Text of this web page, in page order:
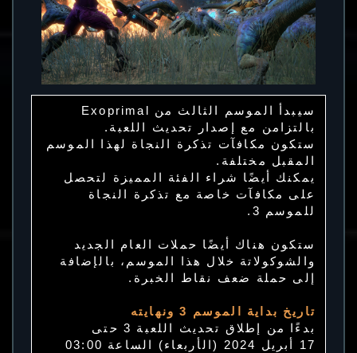
سيبدأ الموسم الثالث من Exoprimal
بالتزامن مع إصدار تحديث اللعبة.
ستكون مكافآت تذكرة النجاة لهذا الموسم
المقبل مختلفة.
يمكنك أيضًا شراء الفئة المميزة لتحصل
على مكافآت خاصة مع تذكرة النجاة
للموسم 3.
ستكون هناك أيضًا حملات العام الجديد
والشوكولاتة خلال هذا الموسم، بالإضافة
إلى حملة ضعف نقاط الخبرة.
تاريخ بداية الموسم 3 ونهايته
بدءًا من إطلاق تحديث اللعبة 3 حتى
17 أبريل 2024 (الأربعاء) الساعة 03:00